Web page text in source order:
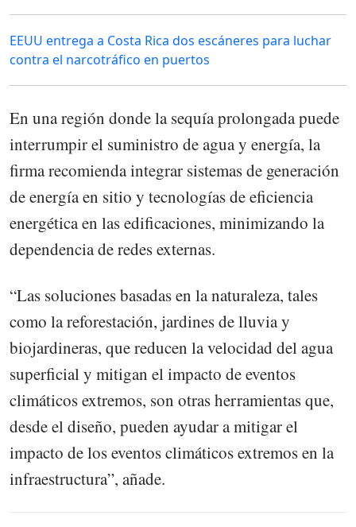
EEUU entrega a Costa Rica dos escáneres para luchar
contra el narcotráfico en puertos
En una región donde la sequía prolongada puede
interrumpir el suministro de agua y energía, la
firma recomienda integrar sistemas de generación
de energía en sitio y tecnologías de eficiencia
energética en las edificaciones, minimizando la
dependencia de redes externas.
“Las soluciones basadas en la naturaleza, tales
como la reforestación, jardines de lluvia y
biojardineras, que reducen la velocidad del agua
superficial y mitigan el impacto de eventos
climáticos extremos, son otras herramientas que,
desde el diseño, pueden ayudar a mitigar el
impacto de los eventos climáticos extremos en la
infraestructura”, añade.